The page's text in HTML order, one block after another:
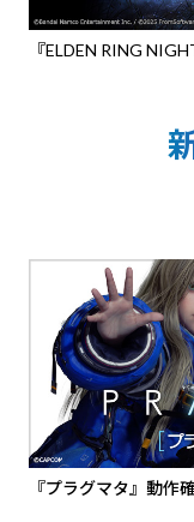
『ELDEN RING
『プラグマタ』動作